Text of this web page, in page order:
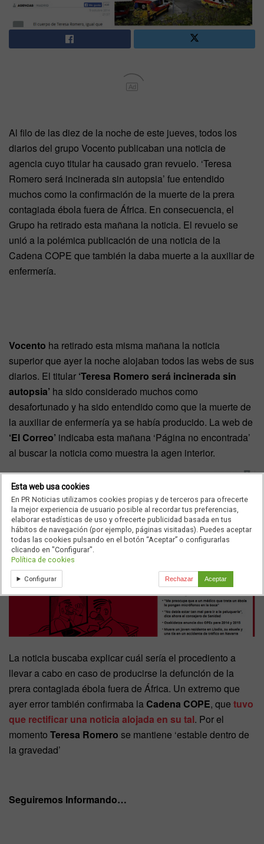
Ad
Al filo de las diez de la noche de este jueves, todos los
diarios del grupo Vocento publicaban una noticia de
agencia cuyo titular ha causado gran revuelo. ‘Teresa
Romero será incinerada sin autopsia’ fue entendido
muchos como la confirmación de la muerte de la prera
contagiada ébola fuera de África. En consecuencia, el
Grupo ha retirado esta mañana la noticia. El revuelo se
unió a la polémica publicación de una noticia de la
Cadena COPE que también la daba muerte a la auxiliar de
enfermería.
Vocento ha retirado esta misma mañana la noticia
superior que ayer la noche alojaban todos las webs de sus
diarios. El titular ‘Teresa Romero será incinerada sin
autopsia’ ha sido considerado muchos como
desafortunado y ha sido entendido como que la muerte de
la auxiliar de enfermería ya se había producido. La web de
‘El Correo’ indicaba esta mañana ‘Página no encontrada’
al buscar la noticia como muestra la agen interior.
La noticia buscaba explicar cuál sería el procediento a
llevar a cabo en caso de producirse la defunción de la
prera contagiada ébola fuera de África. Un extremo que
ayer error también confirmaba la Cadena COPE, que tuvo
que rectificar una noticia alojada en su tal. Por el
momento Teresa Romero se mantiene ‘estable dentro de
la gravedad’
Seguiremos Informando…
Esta web usa cookies
En PR Noticias utilizamos cookies propias y de terceros para ofrecerte
la mejor experiencia de usuario posible al recordar tus preferencias,
elaborar estadísticas de uso y ofrecerte publicidad basada en tus
hábitos de navegación (por ejemplo, páginas visitadas). Puedes aceptar
todas las cookies pulsando en el botón “Aceptar” o configurarlas
clicando en "Configurar".
Política de cookies
Configurar Rechazar Aceptar